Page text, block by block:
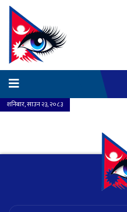
शनिबार, साउन २३, २०८३